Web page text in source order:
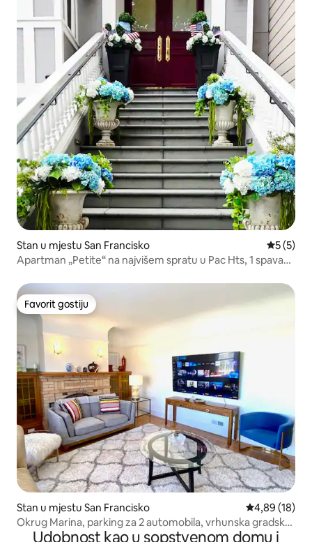
Stan u mjestu San Francisko
5 (5)
Apartman „Petite“ na najvišem spratu u Pac Hts, 1 spavaća
Favorit gostiju
Favorit gostiju
Stan u mjestu San Francisko prosječna
4,89 (18)
Okrug Marina, parking za 2 automobila, vrhunska gradska
četvrt
Udobnost kao u sopstvenom domu i